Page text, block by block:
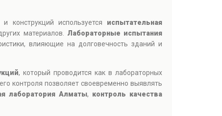
конструкций используется испытательная
материалов. Лабораторные испытания
влияющие на долговечность зданий и
, который проводится как в лабораторных
контроля позволяет своевременно выявлять
лаборатория Алматы, контроль качества